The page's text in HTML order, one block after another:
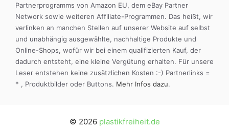
Partnerprogramms von Amazon EU, dem eBay Partner
Network sowie weiteren Affiliate-Programmen. Das heißt, wir
verlinken an manchen Stellen auf unserer Website auf selbst
und unabhängig ausgewählte, nachhaltige Produkte und
Online-Shops, wofür wir bei einem qualifizierten Kauf, der
dadurch entsteht, eine kleine Vergütung erhalten. Für unsere
Leser entstehen keine zusätzlichen Kosten :-) Partnerlinks =
* , Produktbilder oder Buttons. Mehr Infos dazu.
© 2026 plastikfreiheit.de